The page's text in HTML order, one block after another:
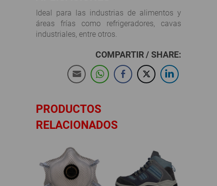
Ideal para las industrias de alimentos y
áreas frías como refrigeradores, cavas
industriales, entre otros.
COMPARTIR / SHARE:
PRODUCTOS
RELACIONADOS